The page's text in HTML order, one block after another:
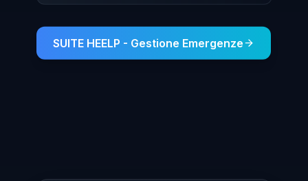
SUITE HEELP - Gestione Emergenze